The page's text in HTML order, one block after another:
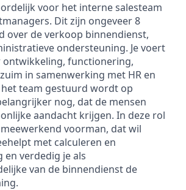
voor het interne salesteam
Dit zijn ongeveer 8
over de verkoop binnendienst,
ondersteuning. Je voert
ontwikkeling, functionering,
in samenwerking met HR en
team gestuurd wordt op
nog, dat de mensen
aandacht krijgen. In deze rol
voorman, dat wil
met calculeren en
verdedig je als
van de binnendienst de